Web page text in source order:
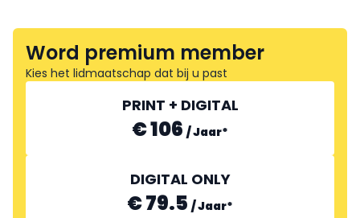
Word premium member
Kies het lidmaatschap dat bij u past
PRINT + DIGITAL
€ 106 /Jaar*
DIGITAL ONLY
€ 79.5 /Jaar*